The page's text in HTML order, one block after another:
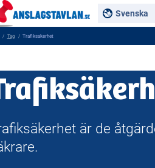
Svenska
Tag Trafiksakerhet
är de